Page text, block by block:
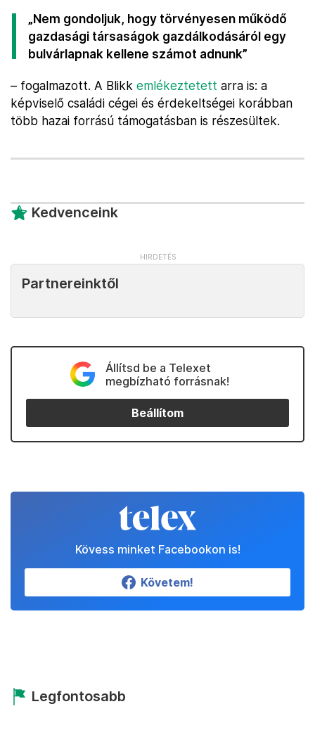
„Nem gondoljuk, hogy törvényesen működő
gazdasági társaságok gazdálkodásáról egy
bulvárlapnak kellene számot adnunk”
– fogalmazott. A Blikk emlékeztetett arra is: a
képviselő családi cégei és érdekeltségei korábban
több hazai forrású támogatásban is részesültek.
Kedvenceink
Partnereinktől
Állítsd be a Telexet
megbízható forrásnak!
Beállítom
Kövess minket Facebookon is!
Követem!
Legfontosabb